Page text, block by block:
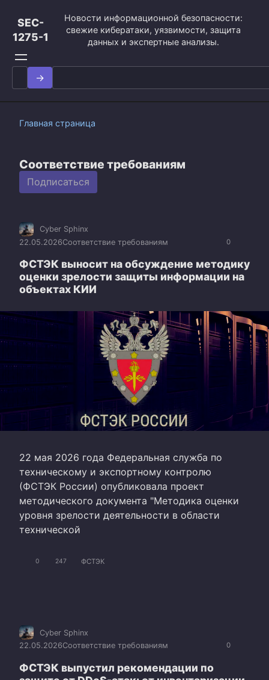
контенту
SEC-
1275-1
Новости информационной безопасности:
свежие кибератаки, уязвимости, защита
данных и экспертные анализы.
Search
for:
Главная страница
Соответствие требованиям
Подписаться
0
Cyber Sphinx
22.05.2026Соответствие требованиям
ФСТЭК выносит на обсуждение методику
оценки зрелости защиты информации на
объектах КИИ
22 мая 2026 года Федеральная служба по
техническому и экспортному контролю
(ФСТЭК России) опубликовала проект
методического документа "Методика оценки
уровня зрелости деятельности в области
технической
0 247 ФСТЭК
0
Cyber Sphinx
22.05.2026Соответствие требованиям
ФСТЭК выпустил рекомендации по